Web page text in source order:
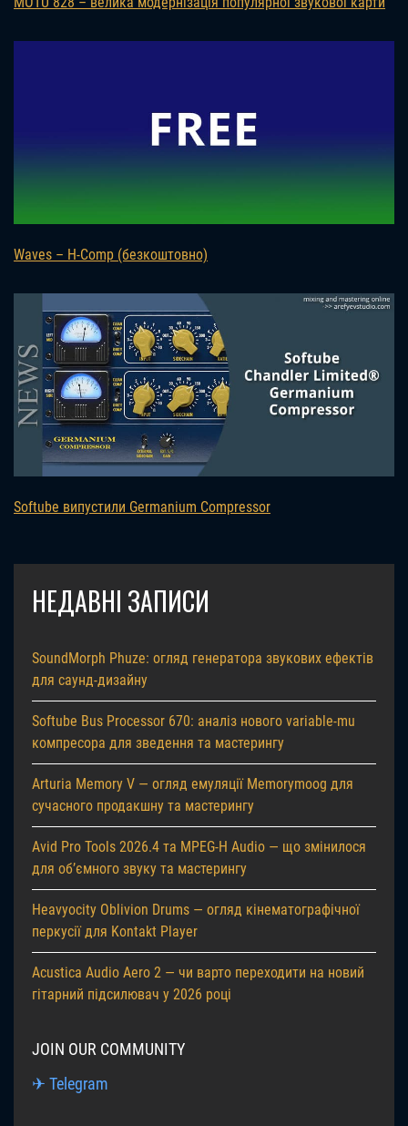
Waves – H-Comp (безкоштовно)
Softube випустили Germanium Compressor
НЕДАВНІ ЗАПИСИ
SoundMorph Phuze: огляд генератора звукових ефектів
для саунд-дизайну
Softube Bus Processor 670: аналіз нового variable-mu
компресора для зведення та мастерингу
Arturia Memory V — огляд емуляції Memorymoog для
сучасного продакшну та мастерингу
Avid Pro Tools 2026.4 та MPEG-H Audio — що змінилося
для об’ємного звуку та мастерингу
Heavyocity Oblivion Drums — огляд кінематографічної
перкусії для Kontakt Player
Acustica Audio Aero 2 — чи варто переходити на новий
гітарний підсилювач у 2026 році
JOIN OUR COMMUNITY
✈ Telegram